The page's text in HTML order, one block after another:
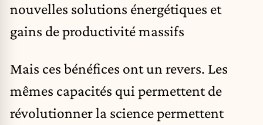
nouvelles solutions énergétiques et
gains de productivité massifs
Mais ces bénéfices ont un revers. Les
mêmes capacités qui permettent de
révolutionner la science permettent